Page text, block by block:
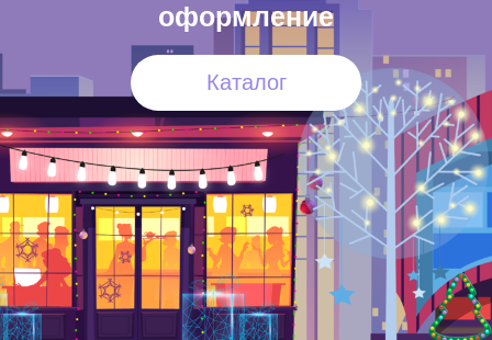
оформление
Каталог